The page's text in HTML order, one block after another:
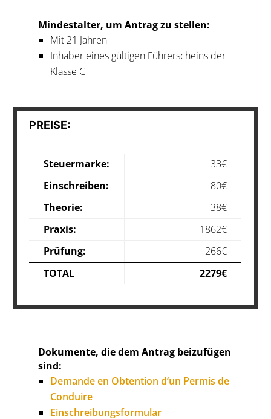
Mindestalter, um Antrag zu stellen:
Mit 21 Jahren
Inhaber eines gültigen Führerscheins der
Klasse C
PREISE:
Steuermarke:
33€
Einschreiben:
80€
Theorie: 38€
Praxis:
1862€
Prüfung:
266€
TOTAL
2279€
Dokumente, die dem Antrag beizufügen
sind:
Demande en Obtention d‘un Permis de
Conduire
Einschreibungsformular